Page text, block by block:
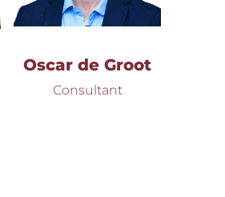
Oscar de Groot
Consultant